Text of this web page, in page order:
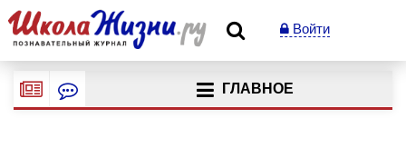
Войти
ГЛАВНОЕ